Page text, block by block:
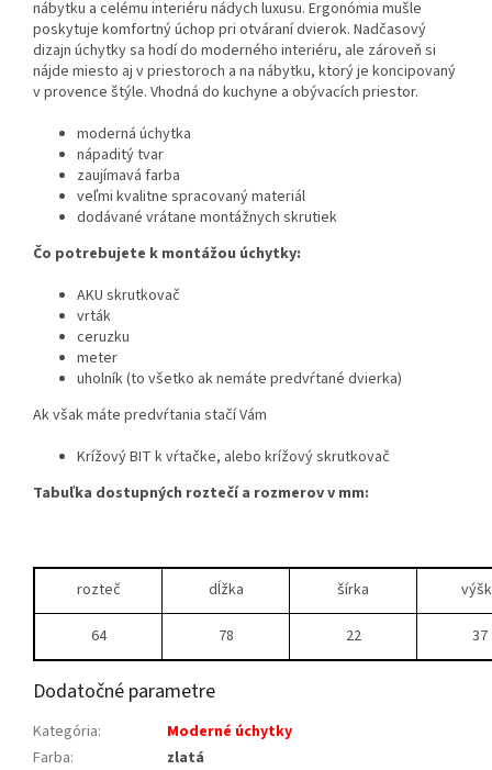
nábytku a celému interiéru nádych luxusu. Ergonómia mušle
poskytuje komfortný úchop pri otváraní dvierok. Nadčasový
dizajn úchytky sa hodí do moderného interiéru, ale zároveň si
nájde miesto aj v priestoroch a na nábytku, ktorý je koncipovaný
v provence štýle. Vhodná do kuchyne a obývacích priestor.
moderná úchytka
nápaditý tvar
zaujímavá farba
veľmi kvalitne spracovaný materiál
dodávané vrátane montážnych skrutiek
Čo potrebujete k montážou úchytky:
AKU skrutkovač
vrták
ceruzku
meter
uholník (to všetko ak nemáte predvŕtané dvierka)
Ak však máte predvŕtania stačí Vám
Krížový BIT k vŕtačke, alebo krížový skrutkovač
Tabuľka dostupných roztečí a rozmerov v mm:
rozteč dĺžka šírka
64 78 22 37
Dodatočné parametre
Kategória:
Moderné úchytky
Farba:
zlatá